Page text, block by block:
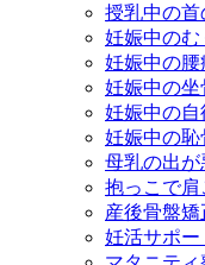
授乳中の首
妊娠中のむ
妊娠中の腰
妊娠中の坐
妊娠中の自
妊娠中の恥
母乳の出が
抱っこで肩
産後骨盤矯
妊活サポー